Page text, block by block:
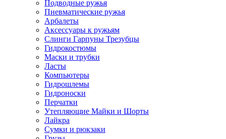
Подводные ружья
Пневматические ружья
Арбалеты
Аксессуары к ружьям
Слинги Гарпуны Трезубцы
Гидрокостюмы
Маски и трубки
Ласты
Компьютеры
Гидрошлемы
Гидроноски
Перчатки
Утепляющие Майки и Шорты
Лайкра
Сумки и рюкзаки